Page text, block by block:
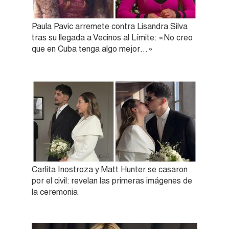
Paula Pavic arremete contra Lisandra Silva
tras su llegada a Vecinos al Límite: «No creo
que en Cuba tenga algo mejor…»
Carlita Inostroza y Matt Hunter se casaron
por el civil: revelan las primeras imágenes de
la ceremonia